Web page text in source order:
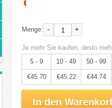
€48.11
Menge: - +
Je mehr Sie kaufen, desto
5 - 9
10 - 49 50 - 99
€45.70 €45.22 €44.74
In den